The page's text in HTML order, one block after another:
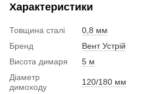
Характеристики
Товщина сталі
0,8 мм
Бренд
Вент Устрій
Висота димаря
5 м
Діаметр
димоходу
120/180 мм